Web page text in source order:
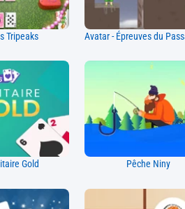
Tripeaks
Gold Pêche Niny